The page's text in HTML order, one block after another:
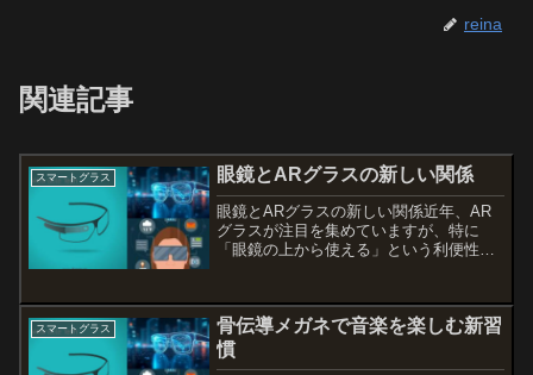
reina
関連記事
スマートグラス 眼鏡とARグラスの新しい関係
眼鏡とARグラスの新しい関係近年、AR
グラスが注目を集めていますが、特に
「眼鏡の上から使える」という利便性
グラスの特徴や利点を詳しく解説し、特
に眼鏡をかけている方にとっ...
スマートグラス
骨伝導メガネで音楽を楽しむ新習
慣